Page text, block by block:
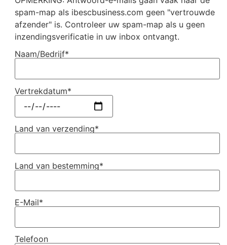
spam-map als ibescbusiness.com geen "vertrouwde
afzender" is. Controleer uw spam-map als u geen
inzendingsverificatie in uw inbox ontvangt.
Naam/Bedrijf*
Vertrekdatum*
Land van verzending*
Land van bestemming*
E-Mail*
Telefoon